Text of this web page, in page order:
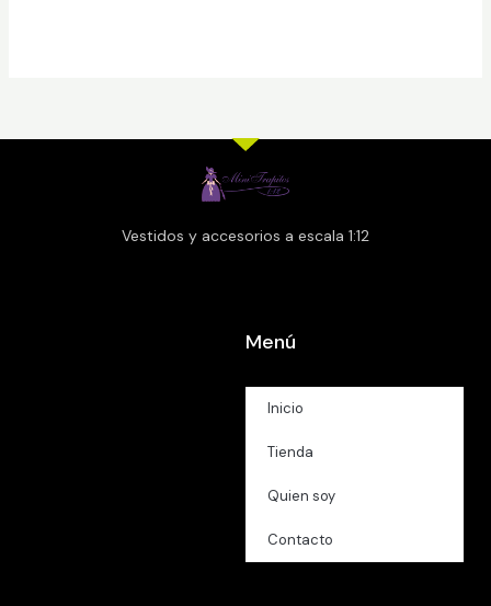
Vestidos y accesorios a escala 1:12
Menú
Inicio
Tienda
Quien soy
Contacto